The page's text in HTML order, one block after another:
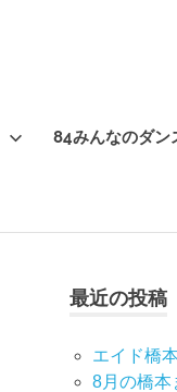
84みんなのダン
最近の投稿
エイド橋
8月の橋本